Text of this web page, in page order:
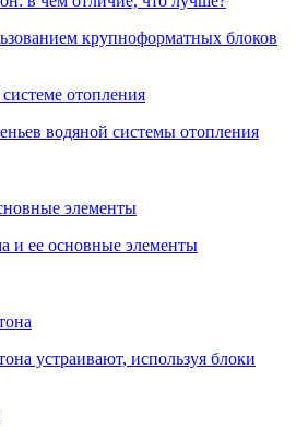
крупноформатных блоков
отопления
водяной системы отопления
элементы
и ее основные элементы
устраивают, используя блоки